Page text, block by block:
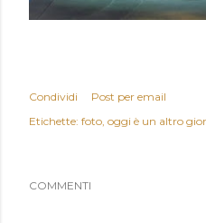
Condividi
Post per email
Etichette: foto oggi è un altro
COMMENTI